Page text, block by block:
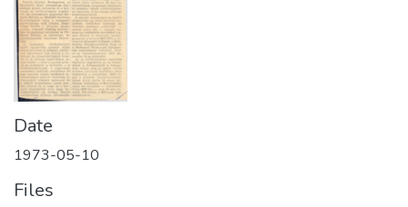
Date
1973-05-10
Files